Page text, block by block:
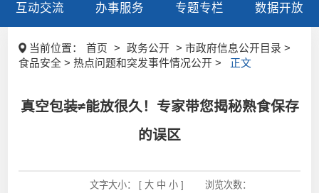
互动交流 办事服务 专题专栏 数据开放
当前位置： 首页 > 政务公开
> 市政府信息公开目录 >
食品安全 > 热点问题和突发事件情况公开 >
正文
真空包装≠能放很久！专家带您揭秘熟食保存
的误区
文字大小： [ 大 中 小] 浏览次数：